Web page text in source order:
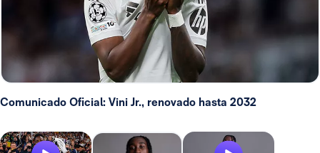
Comunicado Oficial: Vini Jr., renovado hasta 2032